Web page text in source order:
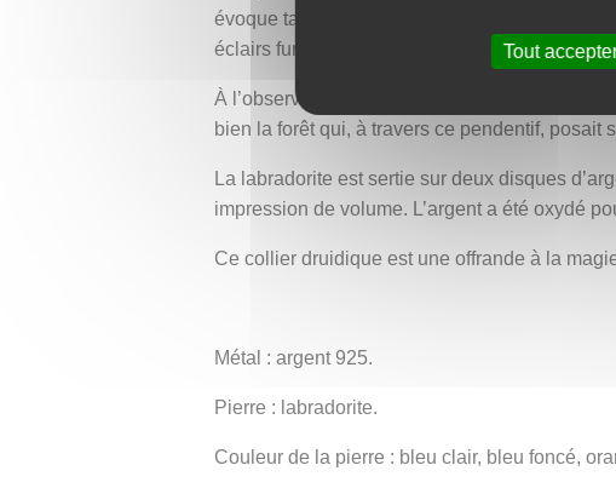
évoque tantôt une brume épaisse traversée
éclairs furtifs au cœur d’une forêt enchantée.
À l’observer longuement, on se surprend à
bien la forêt qui, à travers ce pendentif, posait
La labradorite est sertie sur deux disques
impression de volume. L’argent a été oxydé
Ce collier druidique est une offrande à la
Métal : argent 925.
Pierre : labradorite.
Couleur de la pierre : bleu clair, bleu foncé,
Tout